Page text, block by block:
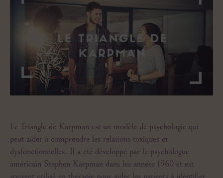
Le Triangle de Karpman est un modèle de psychologie qui
peut aider à comprendre les relations toxiques et
dysfonctionnelles. Il a été développé par le psychologue
américain Stephen Karpman dans les années 1960 et est